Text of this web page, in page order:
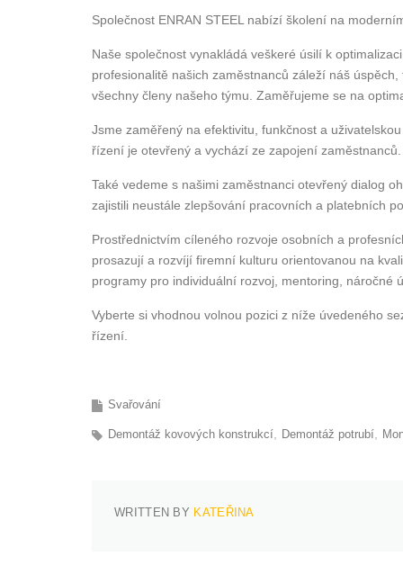
Společnost ENRAN STEEL nabízí školení na
Naše společnost vynakládá veškeré úsilí k
profesionalitě našich zaměstnanců záleží náš
všechny členy našeho týmu. Zaměřujeme se na
Jsme zaměřený na efektivitu, funkčnost a
řízení je otevřený a vychází ze zapojení
Také vedeme s našimi zaměstnanci otevřený dialog
zajistili neustále zlepšování pracovních a platebních
Prostřednictvím cíleného rozvoje osobních a
prosazují a rozvíjí firemní kulturu orientovanou na
programy pro individuální rozvoj, mentoring, náročné
Vyberte si vhodnou volnou pozici z níže úvedeného
řízení.
Svařování
Demontáž kovových konstrukcí Demontáž potrubí
WRITTEN BY KATEŘINA